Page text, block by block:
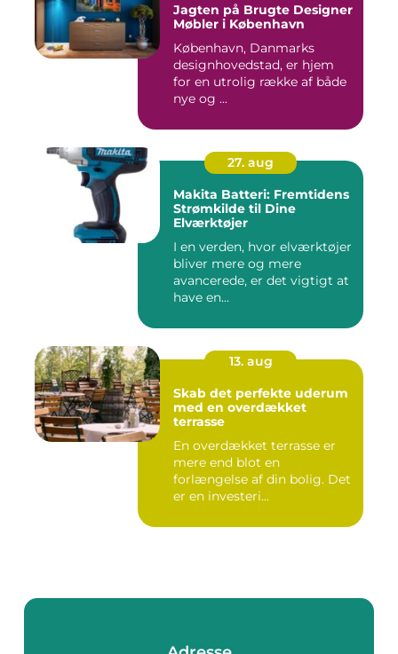
Jagten på Brugte Designer
Møbler i København
København, Danmarks
designhovedstad, er hjem
for en utrolig række af både
nye og ...
27. aug
Makita Batteri: Fremtidens
Strømkilde til Dine
Elværktøjer
I en verden, hvor elværktøjer
bliver mere og mere
avancerede, er det vigtigt at
have en...
13. aug
Skab det perfekte uderum
med en overdækket
terrasse
En overdækket terrasse er
mere end blot en
forlængelse af din bolig. Det
er en investeri...